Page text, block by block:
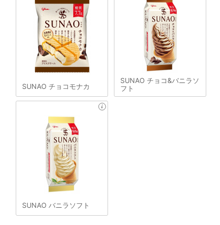
SUNAO チョコモナカ
SUNAO チョコ&バニラソ
フト
SUNAO バニラソフト